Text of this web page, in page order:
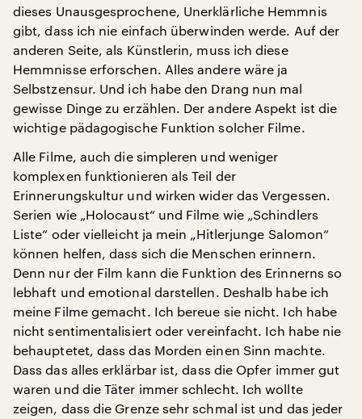
dieses Unausgesprochene, Unerklärliche Hemmnis
gibt, dass ich nie einfach überwinden werde. Auf der
anderen Seite, als Künstlerin, muss ich diese
Hemmnisse erforschen. Alles andere wäre ja
Selbstzensur. Und ich habe den Drang nun mal
gewisse Dinge zu erzählen. Der andere Aspekt ist die
wichtige pädagogische Funktion solcher Filme.
Alle Filme, auch die simpleren und weniger
komplexen funktionieren als Teil der
Erinnerungskultur und wirken wider das Vergessen.
Serien wie „Holocaust“ und Filme wie „Schindlers
Liste“ oder vielleicht ja mein „Hitlerjunge Salomon“
können helfen, dass sich die Menschen erinnern.
Denn nur der Film kann die Funktion des Erinnerns so
lebhaft und emotional darstellen. Deshalb habe ich
meine Filme gemacht. Ich bereue sie nicht. Ich habe
nicht sentimentalisiert oder vereinfacht. Ich habe nie
behauptetet, dass das Morden einen Sinn machte.
Dass das alles erklärbar ist, dass die Opfer immer gut
waren und die Täter immer schlecht. Ich wollte
zeigen, dass die Grenze sehr schmal ist und das jeder